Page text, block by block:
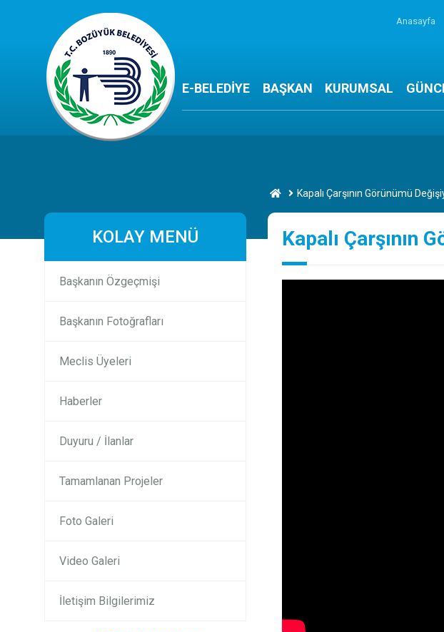
Anasayfa
E-BELEDİYE BAŞKAN KURUMSAL
Kapalı Çarşının Görünümü
KOLAY MENÜ
Başkanın Özgeçmişi
Başkanın Fotoğrafları
Meclis Üyeleri
Haberler
Duyuru / İlanlar
Tamamlanan Projeler
Foto Galeri
Video Galeri
İletişim Bilgilerimiz
Kapalı Çarşının